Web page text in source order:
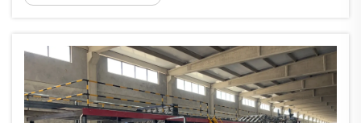
συστηματική κατανόηση του τρόπου με τον
συσκευασία. Η βελτιστοποίηση αυτής της
διαδικασίας επηρεάζει άμεσα...